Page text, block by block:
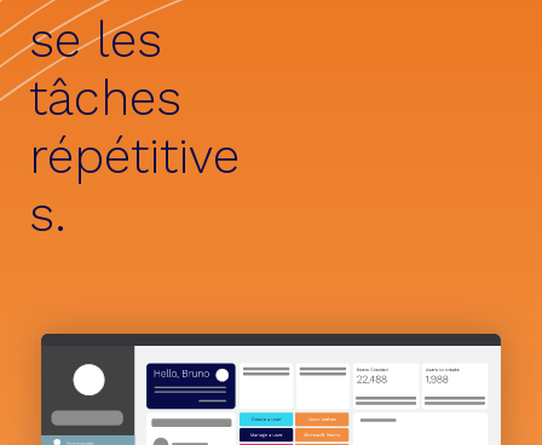
se les
tâches
répétitive
s.